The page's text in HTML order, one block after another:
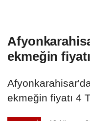
ekmeğin
ekmeğin fiyatı 4